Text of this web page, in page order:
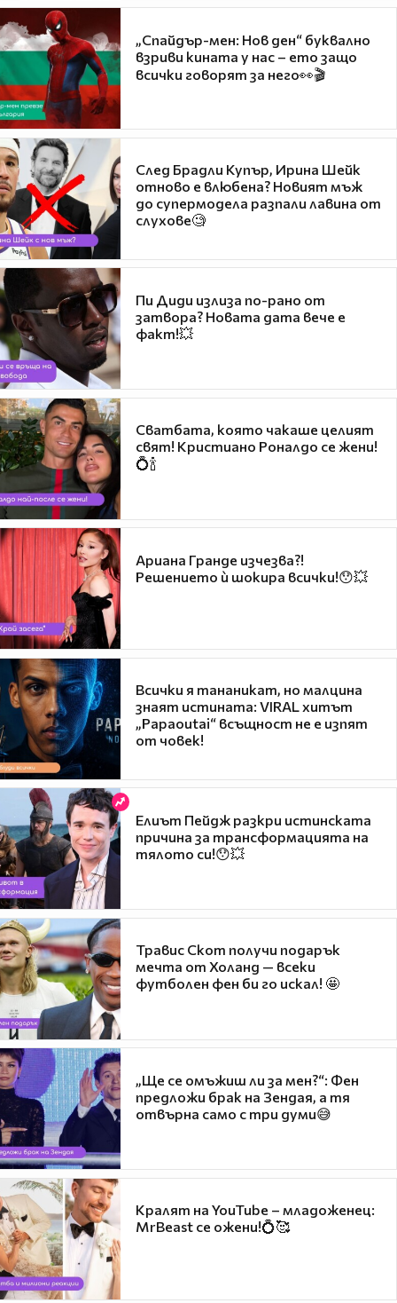
„Спайдър-мен: Нов ден“ буквално
взриви кината у нас – ето защо
всички говорят за него👀🎬
След Брадли Купър, Ирина Шейк
отново е влюбена? Новият мъж
до супермодела разпали лавина от
слухове🧐
Пи Диди излиза по-рано от
затвора? Новата дата вече е
факт!💥
Сватбата, която чакаше целият
свят! Кристиано Роналдо се жени!
💍🍾
Ариана Гранде изчезва?!
Решението ѝ шокира всички!😯💥
Всички я тананикат, но малцина
знаят истината: VIRAL хитът
„Papaoutai“ всъщност не е изпят
от човек!
Елиът Пейдж разкри истинската
причина за трансформацията на
тялото си!😯💥
Травис Скот получи подарък
мечта от Холанд — всеки
футболен фен би го искал! 🤩
„Ще се омъжиш ли за мен?“: Фен
предложи брак на Зендая, а тя
отвърна само с три думи😅
Кралят на YouTube – младоженец:
MrBeast се ожени!💍🥰